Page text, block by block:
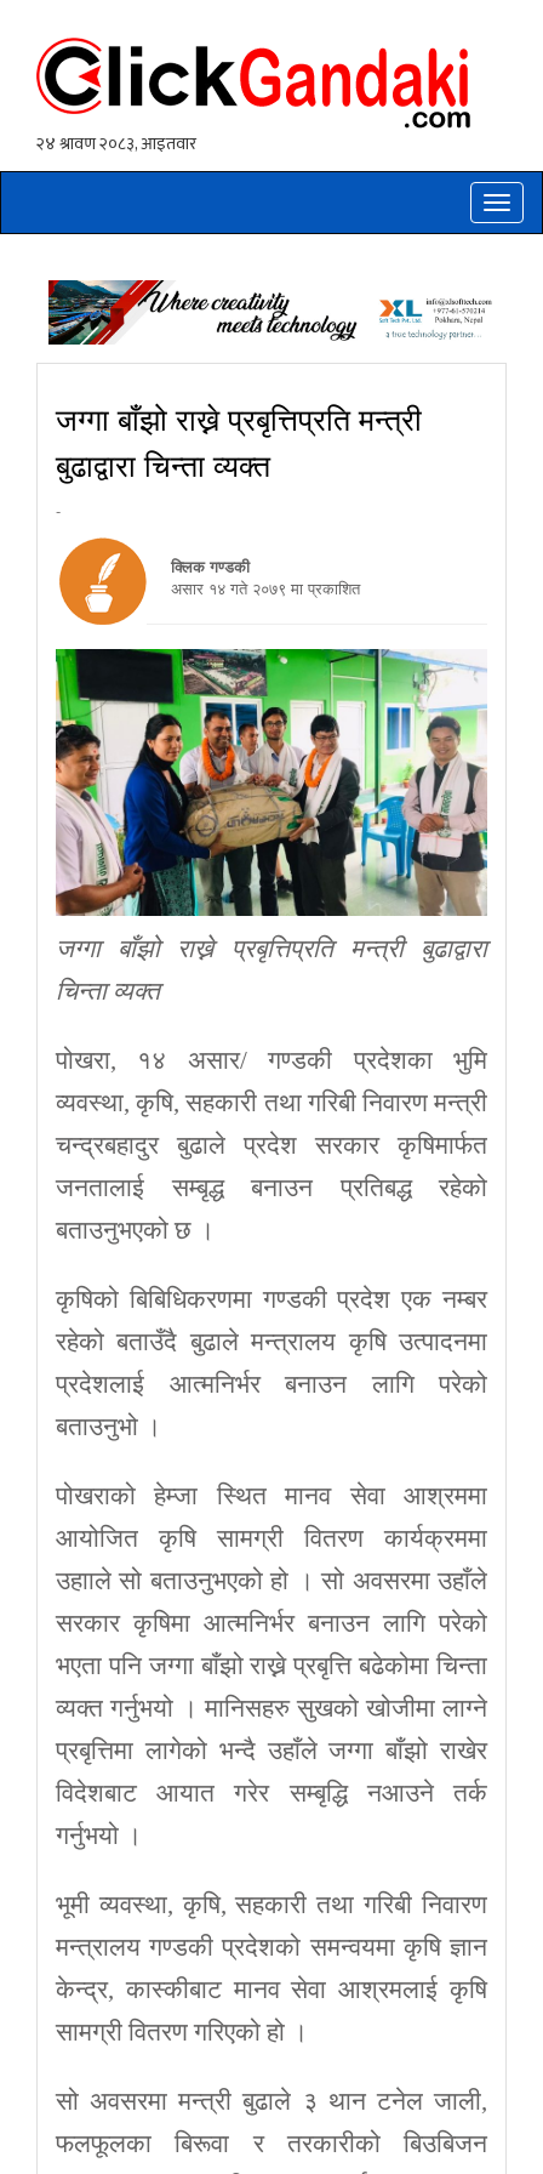
Toggle
जग्गा बाँझो राख्ने प्रबृत्तिप्रति मन्त्री
बुढाद्वारा चिन्ता व्यक्त
-
क्लिक गण्डकी
असार १४ गते २०७९ मा प्रकाशित
जग्गा बाँझो राख्ने प्रबृत्तिप्रति मन्त्री बुढाद्वारा
चिन्ता व्यक्त
पोखरा, १४ असार/ गण्डकी प्रदेशका भुमि
व्यवस्था, कृषि, सहकारी तथा गरिबी निवारण मन्त्री
चन्द्रबहादुर बुढाले प्रदेश सरकार कृषिमार्फत
जनतालाई सम्बृद्ध बनाउन प्रतिबद्ध रहेको
बताउनुभएको छ ।
कृषिको बिबिधिकरणमा गण्डकी प्रदेश एक नम्बर
रहेको बताउँदै बुढाले मन्त्रालय कृषि उत्पादनमा
प्रदेशलाई आत्मनिर्भर बनाउन लागि परेको
बताउनुभो ।
पोखराको हेम्जा स्थित मानव सेवा आश्रममा
आयोजित कृषि सामग्री वितरण कार्यक्रममा
उहााले सो बताउनुभएको हो । सो अवसरमा उहाँले
सरकार कृषिमा आत्मनिर्भर बनाउन लागि परेको
भएता पनि जग्गा बाँझो राख्ने प्रबृत्ति बढेकोमा चिन्ता
व्यक्त गर्नुभयो । मानिसहरु सुखको खोजीमा लाग्ने
प्रबृत्तिमा लागेको भन्दै उहाँले जग्गा बाँझो राखेर
विदेशबाट आयात गरेर सम्बृद्धि नआउने तर्क
गर्नुभयो ।
भूमी व्यवस्था, कृषि, सहकारी तथा गरिबी निवारण
मन्त्रालय गण्डकी प्रदेशको समन्वयमा कृषि ज्ञान
केन्द्र, कास्कीबाट मानव सेवा आश्रमलाई कृषि
सामग्री वितरण गरिएको हो ।
सो अवसरमा मन्त्री बुढाले ३ थान टनेल जाली,
फलफूलका बिरूवा र तरकारीको बिउबिजन